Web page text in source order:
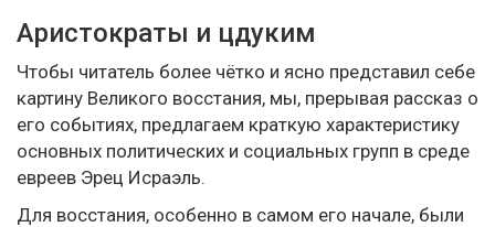
Аристократы и цдуким
Чтобы читатель более чётко и ясно представил себе
картину Великого восстания, мы, прерывая рассказ о
его событиях, предлагаем краткую характеристику
основных политических и социальных групп в среде
евреев Эрец Исраэль.
Для восстания, особенно в самом его начале, были